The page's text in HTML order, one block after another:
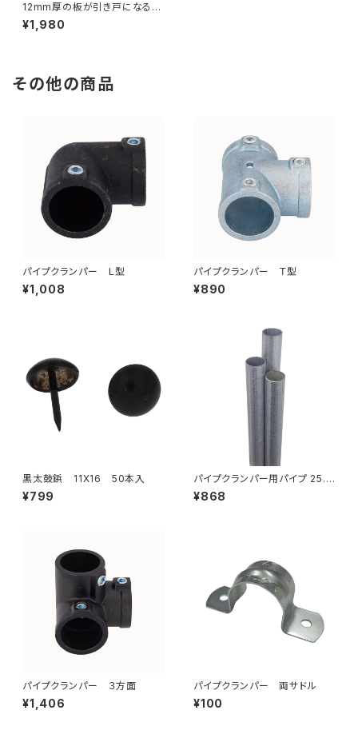
12mm厚の板が引き戸になるレ
ール 1200mm ブロンズ
¥1,980
その他の商品
パイプクランパー Ｌ型
¥1,008
パイプクランパー Ｔ型
¥890
黒太鼓鋲 11X16 50本入
¥799
パイプクランパー用パイプ 25.4
ｘ1.2 1500mm（ID-642B）
¥868
パイプクランパー ３方面
¥1,406
パイプクランパー 両サドル
¥100